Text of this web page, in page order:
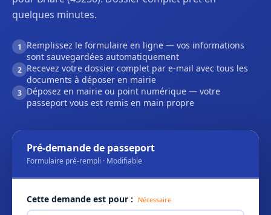
quelques minutes.
1
Remplissez le formulaire en ligne — vos informations
sont sauvegardées automatiquement
2 Recevez votre dossier complet par e-mail avec tous les
documents à déposer en mairie
3 Déposez en mairie ou point numérique — votre
passeport vous est remis en main propre
Pré-demande de passeport
Formulaire pré-rempli · Modifiable
Cette demande est pour : Nécessaire